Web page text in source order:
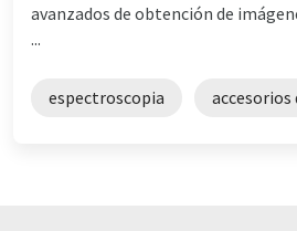
avanzados de obtención de
...
espectroscopia accesorios